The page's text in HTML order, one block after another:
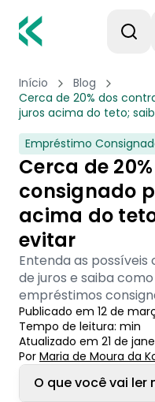
Início
Blog
Cerca de 20% dos
juros acima do teto;
Empréstimo
Cerca de
consignado
acima do
evitar
Entenda as
de juros e saiba
empréstimos
Publicado em 12 de
Tempo de leitura: min
Atualizado em 21 de
Por Maria de Moura da
O que você vai ler